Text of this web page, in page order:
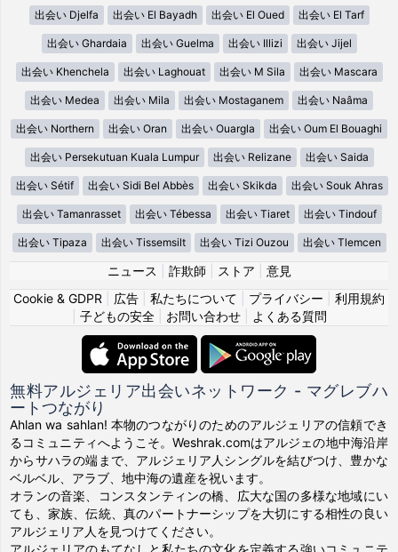
出会い Djelfa 出会い El Bayadh 出会い El Oued 出会い El Tarf
出会い Ghardaia 出会い Guelma 出会い Illizi 出会い Jijel
出会い Khenchela 出会い Laghouat 出会い M Sila 出会い Mascara
出会い Medea 出会い Mila 出会い Mostaganem 出会い Naâma
出会い Northern 出会い Oran 出会い Ouargla 出会い Oum El Bouaghi
出会い Persekutuan Kuala Lumpur 出会い Relizane 出会い Saida
出会い Sétif 出会い Sidi Bel Abbès 出会い Skikda 出会い Souk Ahras
出会い Tamanrasset 出会い Tébessa 出会い Tiaret 出会い Tindouf
出会い Tipaza 出会い Tissemsilt 出会い Tizi Ouzou 出会い Tlemcen
ニュース 詐欺師 ストア
意見
Cookie & GDPR
広告 私たちについて プライバシー
利用規約
子どもの安全| お問い合わせ| よくある質問
無料アルジェリア出会いネットワーク - マグレブハ
ートつながり
Ahlan wa sahlan! 本物のつながりのためのアルジェリアの信頼でき
るコミュニティへようこそ。Weshrak.comはアルジェの地中海沿岸
からサハラの端まで、アルジェリア人シングルを結びつけ、豊かな
ベルベル、アラブ、地中海の遺産を祝います。
オランの音楽、コンスタンティンの橋、広大な国の多様な地域にい
ても、家族、伝統、真のパートナーシップを大切にする相性の良い
アルジェリア人を見つけてください。
アルジェリアのもてなしと私たちの文化を定義する強いコミュニテ